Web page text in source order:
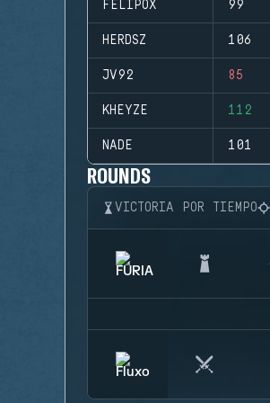
FELIPOX 99
HERDSZ 106
JV92 85
KHEYZE 112
NADE 101
ROUNDS
VICTORIA POR TIEMPO